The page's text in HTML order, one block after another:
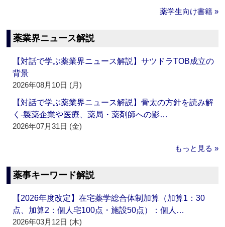
薬学生向け書籍 »
薬業界ニュース解説
【対話で学ぶ薬業界ニュース解説】サツドラTOB成立の
背景
2026年08月10日 (月)
【対話で学ぶ薬業界ニュース解説】骨太の方針を読み解
く‐製薬企業や医療、薬局・薬剤師への影…
2026年07月31日 (金)
もっと見る »
薬事キーワード解説
【2026年度改定】在宅薬学総合体制加算（加算1：30
点、加算2：個人宅100点・施設50点）：個人…
2026年03月12日 (木)